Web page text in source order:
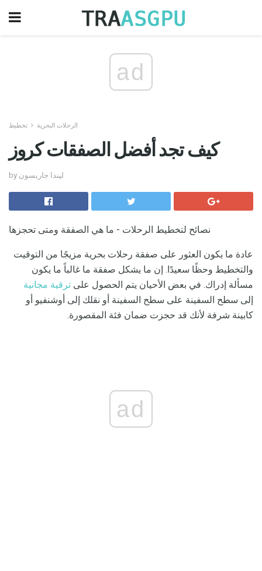
ad
الرحلات البحرية تخطيط
كيف تجد أفضل الصفقات كروز
by ليندا جاريسون
نصائح لتخطيط الرحلات - ما هي الصفقة ومتى تحجزها
عادة ما يكون العثور على صفقة رحلات بحرية مزيجًا من التوقيت
والتخطيط وحظًا سعيدًا. إن ما يشكل صفقة ما غالباً ما يكون
مسألة إدراك. في بعض الأحيان يتم الحصول على ترقية مجانية
إلى سطح السفينة على سطح السفينة أو نقلك إلى أوشنفيو أو
كابينة شرفة لأنك قد حجزت ضمان فئة المقصورة.
ad